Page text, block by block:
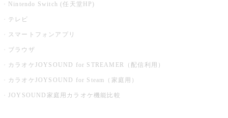
Nintendo Switch (任天堂HP)
テレビ
スマートフォンアプリ
ブラウザ
カラオケJOYSOUND for STREAMER（配信利用）
カラオケJOYSOUND for Steam（家庭用）
JOYSOUND家庭用カラオケ機能比較